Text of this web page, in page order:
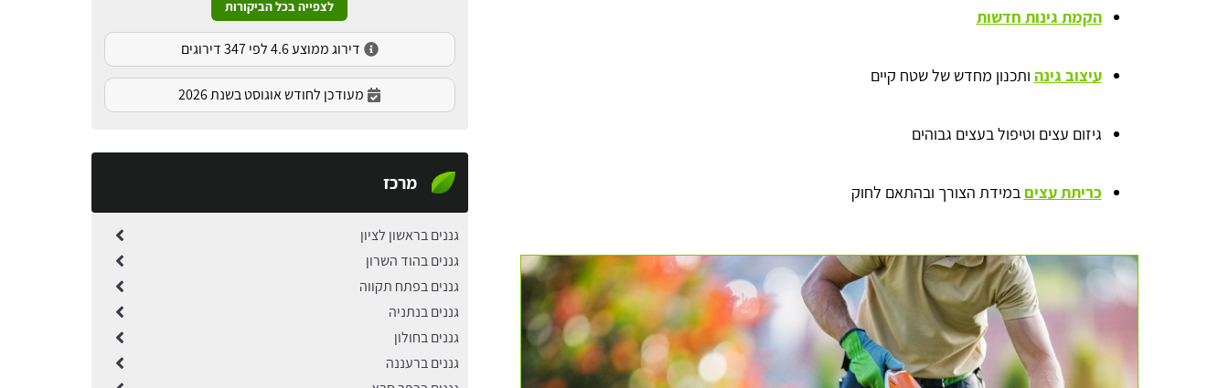
הקמת גינות חדשות
עיצוב גינה ותכנון מחדש של שטח קיים
גיזום עצים וטיפול בעצים גבוהים
כריתת עצים במידת הצורך ובהתאם לחוק
לצפייה בכל הביקורות
דירוג ממוצע 4.6 לפי 347 דירוגים
מעודכן לחודש אוגוסט בשנת 2026
מרכז
גננים בראשון לציון
גננים בהוד השרון
גננים בפתח תקווה
גננים בנתניה
גננים בחולון
גננים ברעננה